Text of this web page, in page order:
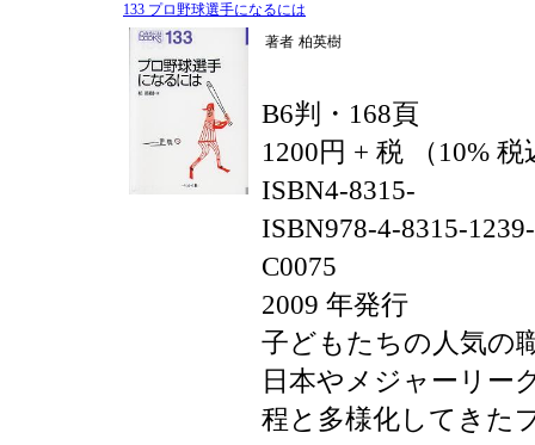
133 プロ野球選手になるには
著者 柏英樹
B6判・168頁
1200円 + 税 （10%
ISBN4-8315-
ISBN978-4-8315-
C0075
2009 年発行
子どもたちの人気の
日本やメジャーリー
程と多様化してきた